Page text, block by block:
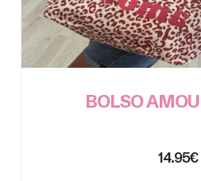
BOLSO
14.95€